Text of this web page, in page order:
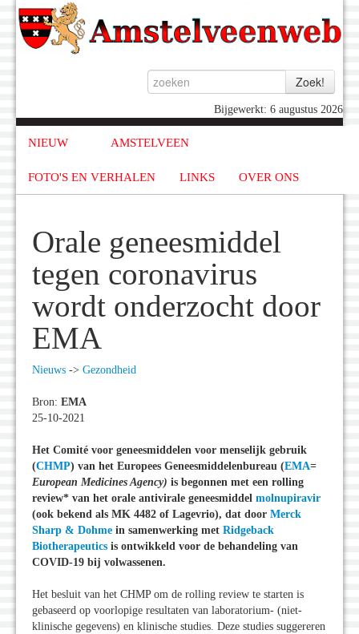
Bijgewerkt: 6 augustus 2026
NIEUW AMSTELVEEN
FOTO'S EN VERHALEN LINKS OVER ONS
Orale geneesmiddel
tegen coronavirus
wordt onderzocht door
EMA
Nieuws -> Gezondheid
Bron: EMA
25-10-2021
Het Comité voor geneesmiddelen voor menselijk gebruik
(CHMP) van het Europees Geneesmiddelenbureau (EMA=
European Medicines Agency) is begonnen met een rolling
review* van het orale antivirale geneesmiddel molnupiravir
(ook bekend als MK 4482 of Lagevrio), dat door Merck
Sharp & Dohme in samenwerking met Ridgeback
Biotherapeutics is ontwikkeld voor de behandeling van
COVID-19 bij volwassenen.
Het besluit van het CHMP om de rolling review te starten is
gebaseerd op voorlopige resultaten van laboratorium- (niet-
klinische gegevens) en klinische studies. Deze studies suggereren